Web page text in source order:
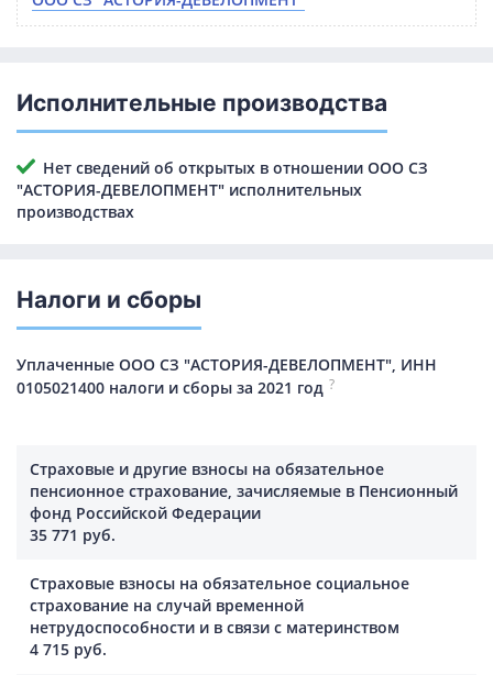
Исполнительные производства
Нет сведений об открытых в отношении ООО СЗ
"АСТОРИЯ-ДЕВЕЛОПМЕНТ" исполнительных
производствах
Налоги и сборы
Уплаченные ООО СЗ "АСТОРИЯ-ДЕВЕЛОПМЕНТ", ИНН
0105021400 налоги и сборы за 2021 год ?
Страховые и другие взносы на обязательное
пенсионное страхование, зачисляемые в Пенсионный
фонд Российской Федерации
35 771 руб.
Страховые взносы на обязательное социальное
страхование на случай временной
нетрудоспособности и в связи с материнством
4 715 руб.